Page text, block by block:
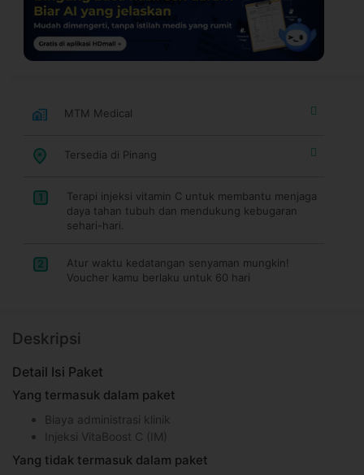
MTM Medical
Tersedia di Pinang
1
Terapi injeksi vitamin C untuk membantu menjaga
daya tahan tubuh dan mendukung kebugaran
sehari-hari.
2
Atur waktu kedatangan senyaman mungkin!
Voucher kamu berlaku untuk 60 hari
Deskripsi
Detail Isi Paket
Yang termasuk dalam paket
Biaya administrasi klinik
Injeksi VitaBoost C (IM)
Yang tidak termasuk dalam paket